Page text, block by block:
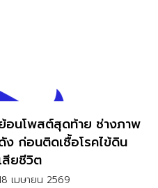
อนโพสต์สุดท้าย ช่างภาพ
ง ก่อนติดเชื้อโรคไข้ดิน
สียชีวิต
เมษายน 2569